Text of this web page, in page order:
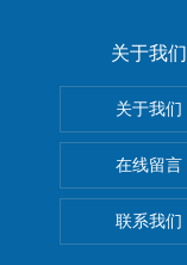
关于我们
关于我们
在线留言
联系我们